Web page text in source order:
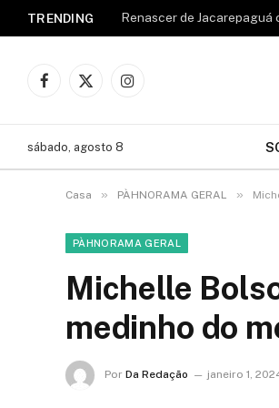
TRENDING
Facebook
X
Instagram
sábado, agosto 8
Casa » PÀHNORAMA GERAL »
PÀHNORAMA GERAL
Michelle
medinho do
Por Da Redação janeiro 1,